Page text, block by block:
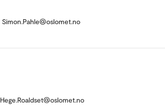
Simon.Pahle@oslomet.no
Hege.Roaldset@oslomet.no